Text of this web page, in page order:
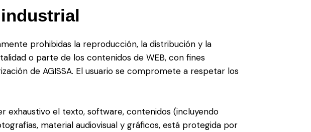
prohibidas la reproducción, la distribución y la
o parte de los contenidos de WEB, con fines
de AGISSA. El usuario se compromete a respetar los
exhaustivo el texto, software, contenidos (incluyendo
material audiovisual y gráficos, está protegida por